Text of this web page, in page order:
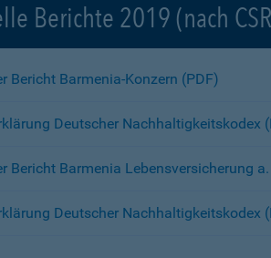
Berichte 2019 (nach
Bericht Barmenia-Konzern (PDF)
Deutscher Nachhaltigkeitskodex
Bericht Barmenia Lebensversicherung a.
Deutscher Nachhaltigkeitskodex